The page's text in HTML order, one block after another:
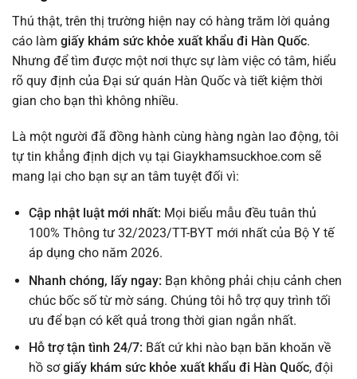
Thú thật, trên thị trường hiện nay có hàng trăm lời quảng
cáo làm giấy khám sức khỏe xuất khẩu đi Hàn Quốc.
Nhưng để tìm được một nơi thực sự làm việc có tâm, hiểu
rõ quy định của Đại sứ quán Hàn Quốc và tiết kiệm thời
gian cho bạn thì không nhiều.
Là một người đã đồng hành cùng hàng ngàn lao động, tôi
tự tin khẳng định dịch vụ tại Giaykhamsuckhoe.com sẽ
mang lại cho bạn sự an tâm tuyệt đối vì:
Cập nhật luật mới nhất: Mọi biểu mẫu đều tuân thủ
100% Thông tư 32/2023/TT-BYT mới nhất của Bộ Y tế
áp dụng cho năm 2026.
Nhanh chóng, lấy ngay: Bạn không phải chịu cảnh chen
chúc bốc số từ mờ sáng. Chúng tôi hỗ trợ quy trình tối
ưu để bạn có kết quả trong thời gian ngắn nhất.
Hỗ trợ tận tình 24/7: Bất cứ khi nào bạn băn khoăn về
hồ sơgiấy khám sức khỏe xuất khẩu đi Hàn Quốc, đội